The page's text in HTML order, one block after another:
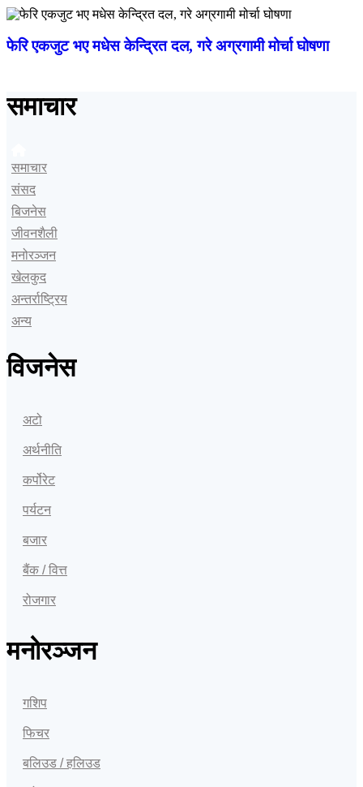
फेरि एकजुट भए मधेस केन्द्रित दल, गरे अग्रगामी मोर्चा घोषणा
समाचार
समाचार
संसद
बिजनेस
जीवनशैली
मनोरञ्जन
खेलकुद
अन्तर्राष्ट्रिय
अन्य
विजनेस
अटो
अर्थनीति
कर्पोरेट
पर्यटन
बजार
बैंक / वित्त
रोजगार
मनोरञ्जन
गशिप
फिचर
बलिउड / हलिउड